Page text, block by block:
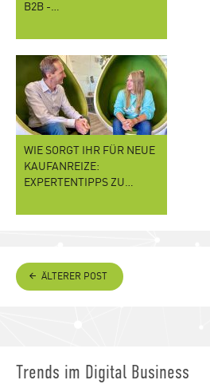
B2B -…
WIE SORGT IHR FÜR NEUE
KAUFANREIZE:
EXPERTENTIPPS ZU…
ÄLTERER POST
Trends im Digital Business